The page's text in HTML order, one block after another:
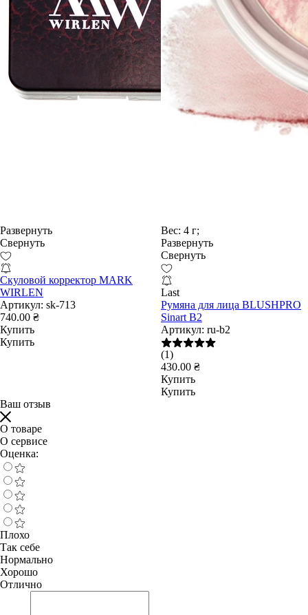
Развернуть
Свернуть
Скуловой корректор MARK
WIRLEN
Артикул: sk-713
740.00 ₴
Купить
Купить
Вес: 4 г;
Развернуть
Свернуть
Last
Румяна для лица BLUSHPRO
Sinart B2
Артикул: ru-b2
(1)
430.00 ₴
Купить
Купить
Ваш отзыв
О товаре
О сервисе
Оценка:
Плохо
Так себе
Нормально
Хорошо
Отлично